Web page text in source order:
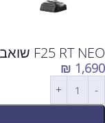
F25 RT NEO שואב/שוטף אלחוטי מבית ROBOROCK
₪ 1,690